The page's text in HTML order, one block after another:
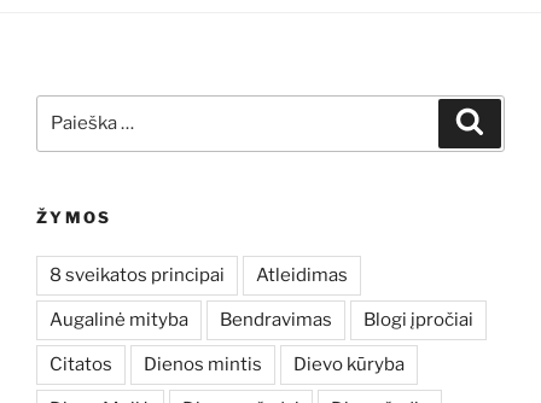
ŽYMOS
8 sveikatos principai Atleidimas
Augalinė mityba Bendravimas Blogi įpročiai
Citatos Dienos mintis Dievo kūryba